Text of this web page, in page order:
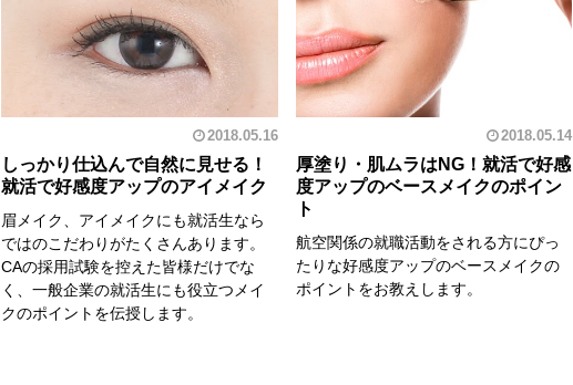
2018.05.16
しっかり仕込んで自然に見せる！
就活で好感度アップのアイメイク
眉メイク、アイメイクにも就活生なら
ではのこだわりがたくさんあります。
CAの採用試験を控えた皆様だけでな
く、一般企業の就活生にも役立つメイ
クのポイントを伝授します。
2018.05.14
厚塗り・肌ムラはNG！就活で好感
度アップのベースメイクのポイン
ト
航空関係の就職活動をされる方にぴっ
たりな好感度アップのベースメイクの
ポイントをお教えします。